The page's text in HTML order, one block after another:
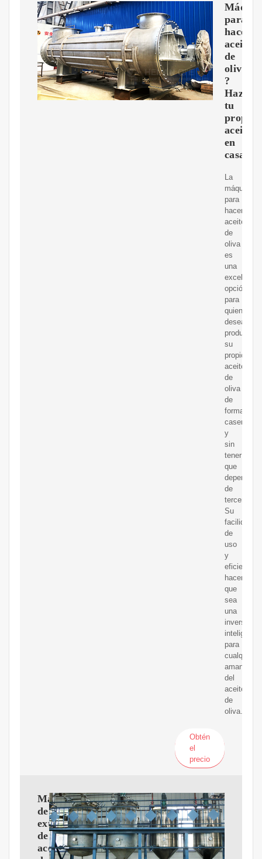
para
hacer
aceite
de
oliva:
?
Haz
tu
propio
aceite
en
casa!
La
máquina
para
hacer
aceite
de
oliva
es
una
excelente
opción
para
quienes
desean
producir
su
propio
aceite
de
oliva
de
forma
casera
y
sin
tener
que
depender
de
terceros.
Su
facilidad
de
uso
y
eficiencia
hacen
que
sea
una
inversión
inteligente
para
cualquier
amante
del
aceite
de
oliva.
Obtén
el
precio
Máquina
de
extracción
de
aceite